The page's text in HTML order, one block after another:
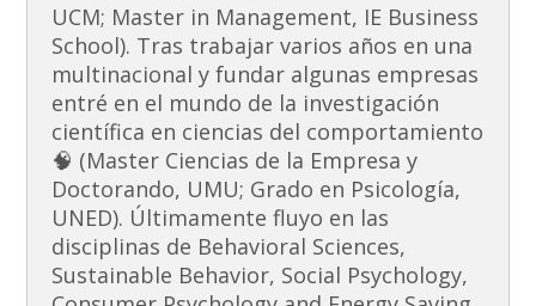
UCM; Master in Management, IE Business
School). Tras trabajar varios años en una
multinacional y fundar algunas empresas
entré en el mundo de la investigación
científica en ciencias del comportamiento
🧠 (Master Ciencias de la Empresa y
Doctorando, UMU; Grado en Psicología,
UNED). Últimamente fluyo en las
disciplinas de Behavioral Sciences,
Sustainable Behavior, Social Psychology,